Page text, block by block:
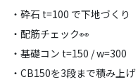
・砕石 t=100 で下地づくり
・配筋チェック👀
・基礎コン t=150 / w=300
・CB150を3段まで積み上げ